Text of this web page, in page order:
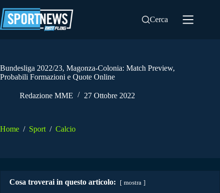
al
contenuto
Cerca
Bundesliga 2022/23, Magonza-Colonia: Match Preview,
Probabili Formazioni e Quote Online
Redazione MME 27 Ottobre 2022
Home / Sport / Calcio
Cosa troverai in questo articolo: mostra